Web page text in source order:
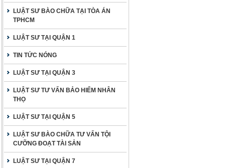
LUẬT SƯ BÀO CHỮA TẠI TÒA ÁN
TPHCM
LUẬT SƯ TẠI QUẬN 1
TIN TỨC NÓNG
LUẬT SƯ TẠI QUẬN 3
LUẬT SƯ TƯ VẤN BẢO HIỂM NHÂN
THỌ
LUẬT SƯ TẠI QUẬN 5
LUẬT SƯ BÀO CHỮA TƯ VẤN TỘI
CƯỠNG ĐOẠT TÀI SẢN
LUẬT SƯ TẠI QUẬN 7